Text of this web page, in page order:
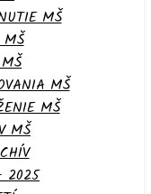
MŠ
MŠ
MŠ
MŠ
2025